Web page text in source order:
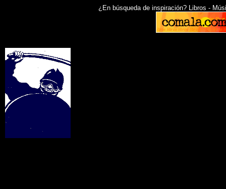
¿En búsqueda de inspiración? Libros -